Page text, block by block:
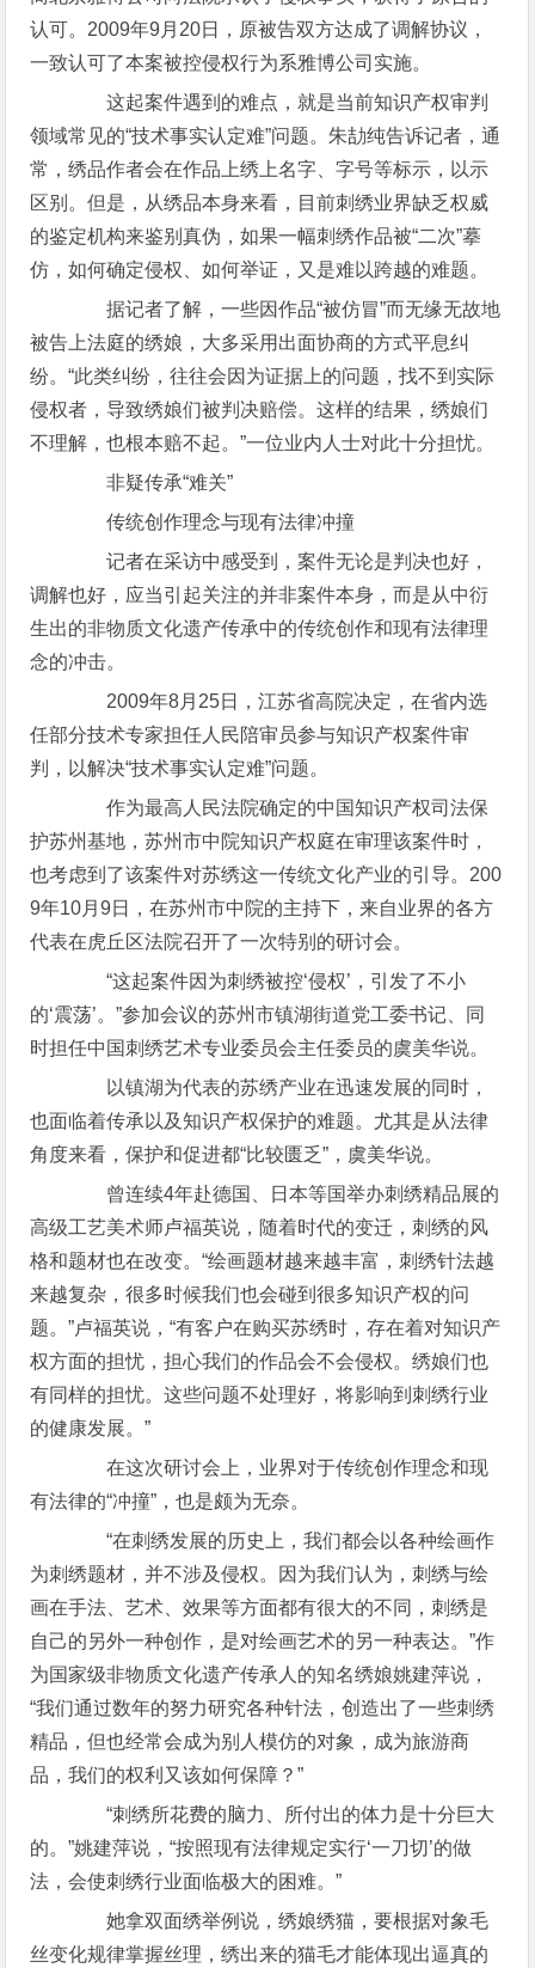
认可。2009年9月20日，原被告双方达成了调解协议，
一致认可了本案被控侵权行为系雅博公司实施。
这起案件遇到的难点，就是当前知识产权审判
领域常见的“技术事实认定难”问题。朱劼纯告诉记者，通
常，绣品作者会在作品上绣上名字、字号等标示，以示
区别。但是，从绣品本身来看，目前刺绣业界缺乏权威
的鉴定机构来鉴别真伪，如果一幅刺绣作品被“二次”摹
仿，如何确定侵权、如何举证，又是难以跨越的难题。
据记者了解，一些因作品“被仿冒”而无缘无故地
被告上法庭的绣娘，大多采用出面协商的方式平息纠
纷。“此类纠纷，往往会因为证据上的问题，找不到实际
侵权者，导致绣娘们被判决赔偿。这样的结果，绣娘们
不理解，也根本赔不起。”一位业内人士对此十分担忧。
非疑传承“难关”
传统创作理念与现有法律冲撞
记者在采访中感受到，案件无论是判决也好，
调解也好，应当引起关注的并非案件本身，而是从中衍
生出的非物质文化遗产传承中的传统创作和现有法律理
念的冲击。
2009年8月25日，江苏省高院决定，在省内选
任部分技术专家担任人民陪审员参与知识产权案件审
判，以解决“技术事实认定难”问题。
作为最高人民法院确定的中国知识产权司法保
护苏州基地，苏州市中院知识产权庭在审理该案件时，
也考虑到了该案件对苏绣这一传统文化产业的引导。200
9年10月9日，在苏州市中院的主持下，来自业界的各方
代表在虎丘区法院召开了一次特别的研讨会。
“这起案件因为刺绣被控‘侵权’，引发了不小
的‘震荡’。”参加会议的苏州市镇湖街道党工委书记、同
时担任中国刺绣艺术专业委员会主任委员的虞美华说。
以镇湖为代表的苏绣产业在迅速发展的同时，
也面临着传承以及知识产权保护的难题。尤其是从法律
角度来看，保护和促进都“比较匮乏”，虞美华说。
曾连续4年赴德国、日本等国举办刺绣精品展的
高级工艺美术师卢福英说，随着时代的变迁，刺绣的风
格和题材也在改变。“绘画题材越来越丰富，刺绣针法越
来越复杂，很多时候我们也会碰到很多知识产权的问
题。”卢福英说，“有客户在购买苏绣时，存在着对知识产
权方面的担忧，担心我们的作品会不会侵权。绣娘们也
有同样的担忧。这些问题不处理好，将影响到刺绣行业
的健康发展。”
在这次研讨会上，业界对于传统创作理念和现
有法律的“冲撞”，也是颇为无奈。
“在刺绣发展的历史上，我们都会以各种绘画作
为刺绣题材，并不涉及侵权。因为我们认为，刺绣与绘
画在手法、艺术、效果等方面都有很大的不同，刺绣是
自己的另外一种创作，是对绘画艺术的另一种表达。”作
为国家级非物质文化遗产传承人的知名绣娘姚建萍说，
“我们通过数年的努力研究各种针法，创造出了一些刺绣
精品，但也经常会成为别人模仿的对象，成为旅游商
品，我们的权利又该如何保障？”
“刺绣所花费的脑力、所付出的体力是十分巨大
的。”姚建萍说，“按照现有法律规定实行‘一刀切’的做
法，会使刺绣行业面临极大的困难。”
她拿双面绣举例说，绣娘绣猫，要根据对象毛
丝变化规律掌握丝理，绣出来的猫毛才能体现出逼真的